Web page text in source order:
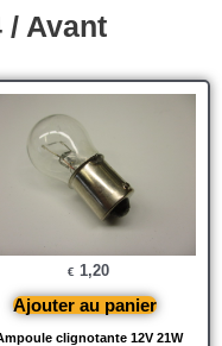
/ Avant
clignotante 12V 21W
€ 1,20
Ajouter au panier